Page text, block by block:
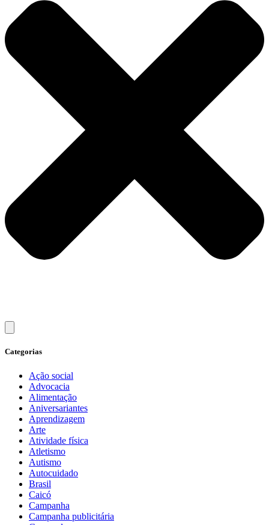
Categorias
Ação social
Advocacia
Alimentação
Aniversariantes
Aprendizagem
Arte
Atividade física
Atletismo
Autismo
Autocuidado
Brasil
Caicó
Campanha
Campanha publicitária